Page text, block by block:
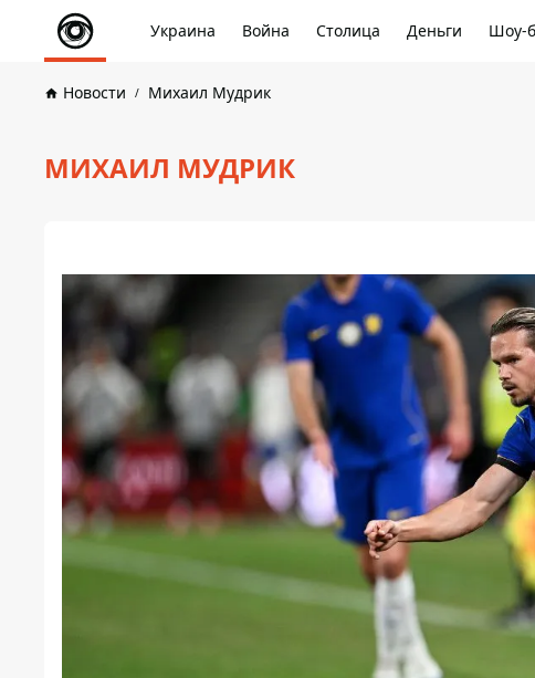
Украина Война Столица Деньги Шоу-
Новости Михаил Мудрик
МИХАИЛ МУДРИК